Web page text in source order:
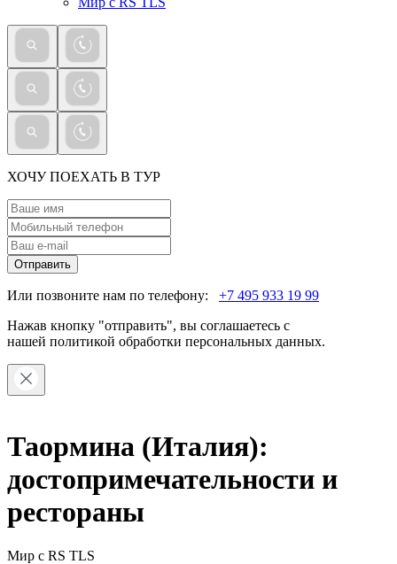
ХОЧУ ПОЕХАТЬ В ТУР
Отправить
Или позвоните нам по телефону: +7 495 933 19 99
Нажав кнопку "отправить", вы соглашаетесь с
нашей политикой обработки персональных данных.
Таормина (Италия):
достопримечательности и
рестораны
Мир с RS TLS